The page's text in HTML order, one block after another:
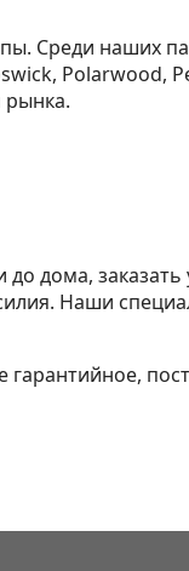
Среди наших
Polarwood,
рынка.
дома,
Наши